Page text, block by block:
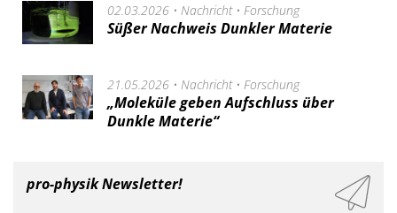
02.03.2026 • Nachricht• Forschung
Süßer Nachweis Dunkler Materie
21.05.2026 • Nachricht• Forschung
„Moleküle geben Aufschluss über
Dunkle Materie“
pro-physik Newsletter!